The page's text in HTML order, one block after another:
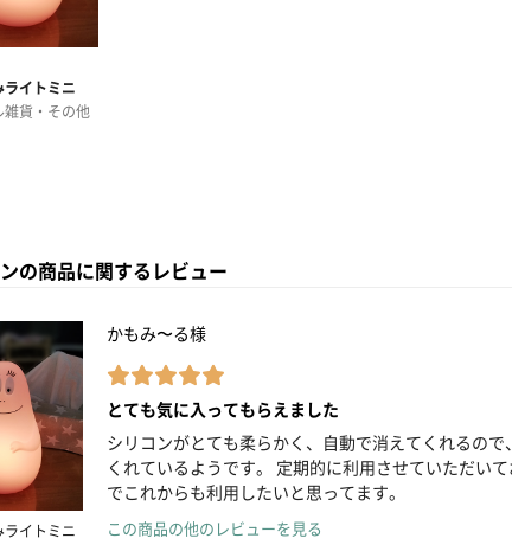
の商品に関するレビュー
イトミニ
かもみ〜る様
とても気に入ってもらえました
シリコンがとても柔らかく、自動で消えてくれるの
くれているようです。 定期的に利用させていただい
でこれからも利用したいと思ってます。
この商品の他のレビューを見る